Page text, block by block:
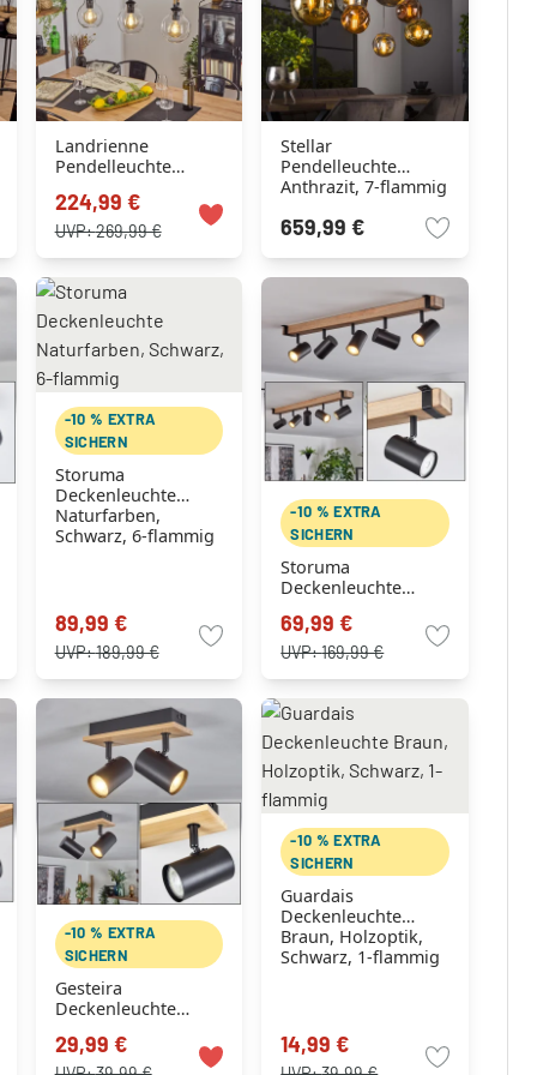
Landrienne
Pendelleuchte
Schwarz, 3-flammig
224,99 €
UVP:269,99 €
Stellar
Pendelleuchte
Anthrazit, 7-flammig
659,99 €
-10 % EXTRA
SICHERN
Storuma
Deckenleuchte
Naturfarben,
Schwarz, 6-flammig
89,99 €
UVP:189,99 €
-10 % EXTRA
SICHERN
Storuma
Deckenleuchte
Schwarz, 5-flammig
69,99 €
UVP:169,99 €
-10 % EXTRA
SICHERN
Gesteira
Deckenleuchte
Schwarz, 2-flammig
29,99 €
-10 % EXTRA
SICHERN
Guardais
Deckenleuchte
Braun, Holzoptik,
Schwarz, 1-flammig
14,99 €